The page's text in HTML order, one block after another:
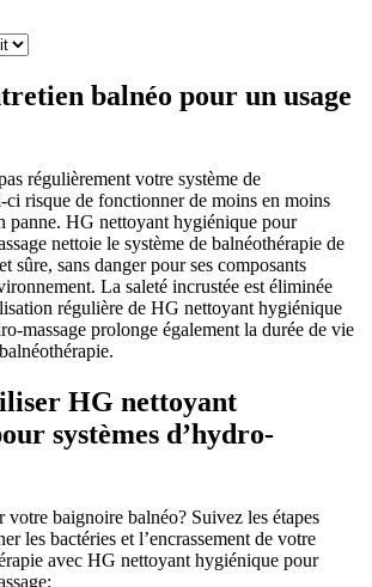
balnéo pour un usage
régulièrement votre système de
ci risque de fonctionner de moins en moins
panne. HG nettoyant hygiénique pour
nettoie le système de balnéothérapie de
sûre, sans danger pour ses composants
La saleté incrustée est éliminée
régulière de HG nettoyant hygiénique
massage prolonge également la durée de vie
HG nettoyant
systèmes d’hydro-
votre baignoire balnéo? Suivez les étapes
les bactéries et l’encrassement de votre
avec HG nettoyant hygiénique pour